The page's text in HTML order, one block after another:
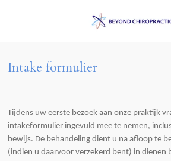
hoofdinhoud
Intake formulier
Tijdens uw eerste bezoek aan onze praktijk
intakeformulier ingevuld mee te nemen,
bewijs. De behandeling dient u na afloop te
(indien u daarvoor verzekerd bent) in dienen